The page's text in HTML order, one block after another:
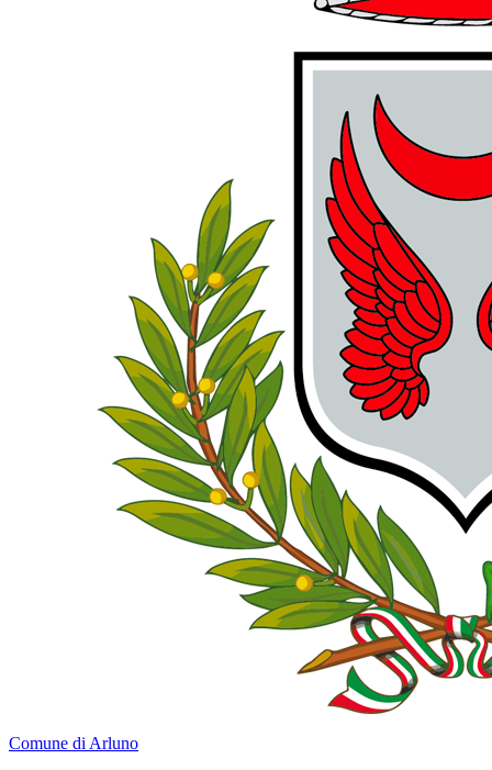
Comune di Arluno